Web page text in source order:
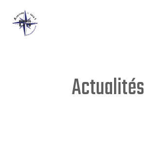
Actualités